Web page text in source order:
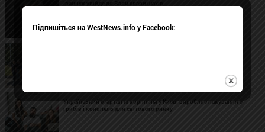
Український стартап із корінням у Києві виробляє пакування з
грибів і конопель для світового ринку
Підпишіться на WestNews.info у Facebook: